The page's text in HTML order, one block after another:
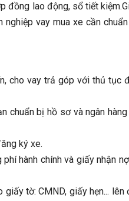
đồng lao động, sổ tiết kiệm.
nghiệp vay mua xe cần
cho vay trả góp với thủ tục
chuẩn bị hồ sơ và ngân
ký xe.
hành chính và giấy nhận
giấy tờ: CMND, giấy hẹn... lên